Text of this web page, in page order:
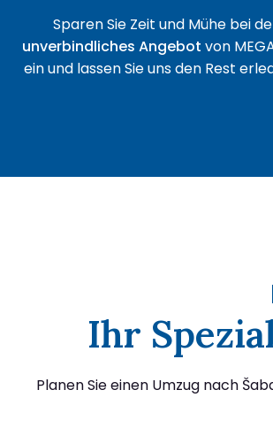
Sparen Sie Zeit und Mühe bei
unverbindliches Angebot von
ein und lassen Sie uns den Rest
Ihr
Planen Sie einen Umzug nach